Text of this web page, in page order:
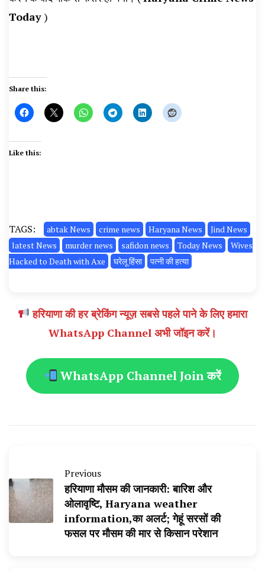
Today )
Share this:
Like this:
TAGS: abtak News crime news Haryana News
Jind News
latest News
murder news safidon news Today News
Wives
Hacked to Death with Axe
घरेलू हिंसा पत्नी की हत्या
हरियाणा की हर ब्रेकिंग न्यूज़ सबसे पहले पाने के लिए हमारा
WhatsApp Channel अभी जॉइन करें।
WhatsApp Channel Join करें
Previous
हरियाणा मौसम की जानकारी: बारिश और
ओलावृष्टि, Haryana weather
information,का अलर्ट; गेहूं सरसों की
फसल पर मौसम की मार से किसान परेशान